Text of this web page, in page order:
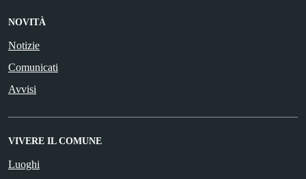
NOVITÀ
Notizie
Comunicati
Avvisi
VIVERE IL COMUNE
Luoghi